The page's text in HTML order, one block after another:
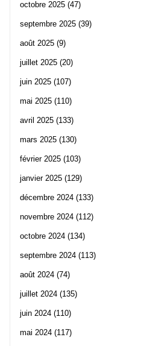
octobre 2025 (47)
septembre 2025 (39)
août 2025 (9)
juillet 2025 (20)
juin 2025 (107)
mai 2025 (110)
avril 2025 (133)
mars 2025 (130)
février 2025 (103)
janvier 2025 (129)
décembre 2024 (133)
novembre 2024 (112)
octobre 2024 (134)
septembre 2024 (113)
août 2024 (74)
juillet 2024 (135)
juin 2024 (110)
mai 2024 (117)